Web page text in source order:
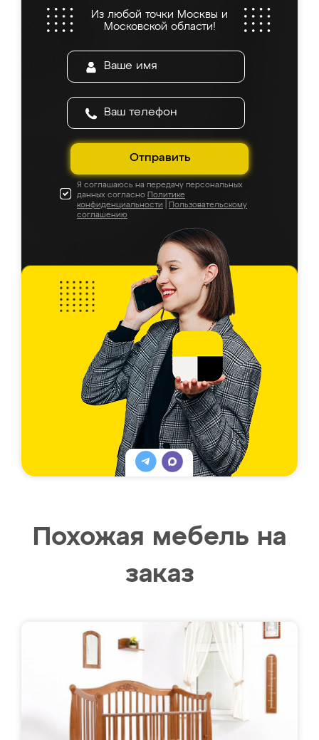
Из любой точки Москвы и
Московской области!
Отправить
Я соглашаюсь на передачу персональных
данных согласно Политике
конфиденциальности
Пользовательскому
соглашению
Похожая мебель на
заказ